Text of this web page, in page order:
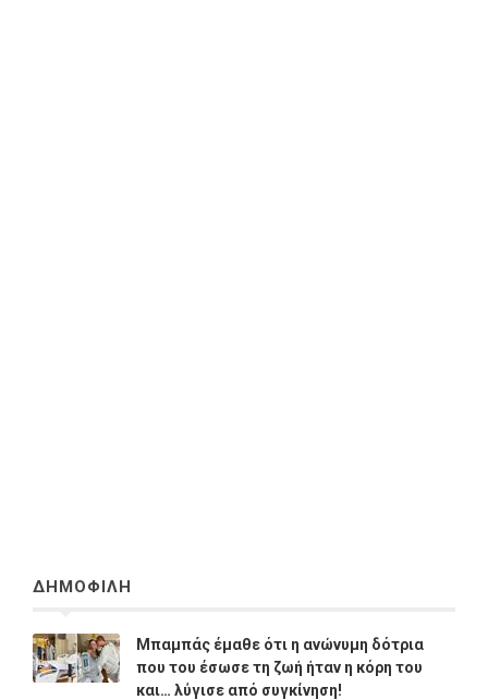
ΔΗΜΟΦΙΛΗ
Μπαμπάς έμαθε ότι η ανώνυμη δότρια
που του έσωσε τη ζωή ήταν η κόρη του
και… λύγισε από συγκίνηση!